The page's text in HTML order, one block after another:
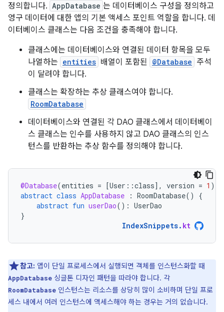
정의합니다. AppDatabase 는 데이터베이스 구성을 정의하고
영구 데이터에 대한 앱의 기본 액세스 포인트 역할을 합니다. 데
이터베이스 클래스는 다음 조건을 충족해야 합니다.
클래스에는 데이터베이스와 연결된 데이터 항목을 모두
나열하는 entities 배열이 포함된 @Database 주석
이 달려야 합니다.
클래스는 확장하는 추상 클래스여야 합니다.
RoomDatabase
데이터베이스와 연결된 각 DAO 클래스에서 데이터베이
스 클래스는 인수를 사용하지 않고 DAO 클래스의 인스
턴스를 반환하는 추상 함수를 정의해야 합니다.
@Database(entities = [User ::class] , version = 1 )
abstract class AppDatabase : RoomDatabase()
{
abstract fun userDao(): UserDao
}
IndexSnippets. kt
참고: 앱이 단일 프로세스에서 실행되면 객체를 인스턴스화할 때
AppDatabase 싱글톤 디자인 패턴을 따라야 합니다. 각
RoomDatabase 인스턴스는 리소스를 상당히 많이 소비하며 단일 프로
세스 내에서 여러 인스턴스에 액세스해야 하는 경우는 거의 없습니다.